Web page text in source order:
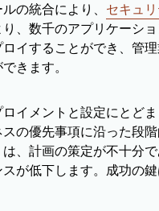
の統合により、 セキュ
、数千のアプリケーシ
イすることができ、管
きます。
イメントと設定にとど
の優先事項に沿った段
、計画の策定が不十分
が低下します。成功の